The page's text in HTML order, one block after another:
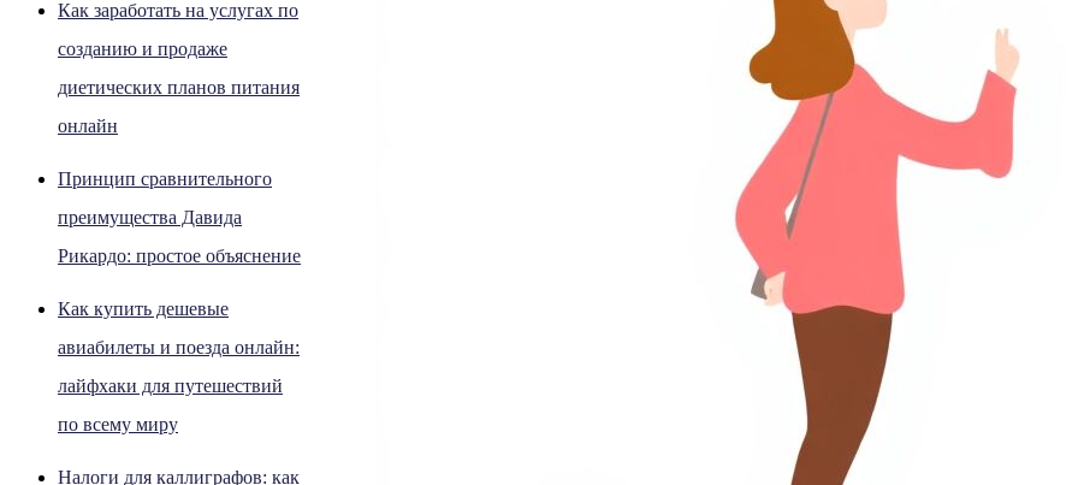
Как заработать на услугах по
созданию и продаже
диетических планов питания
онлайн
Принцип сравнительного
преимущества Давида
Рикардо: простое объяснение
Как купить дешевые
авиабилеты и поезда онлайн:
лайфхаки для путешествий
по всему миру
Налоги для каллиграфов: как